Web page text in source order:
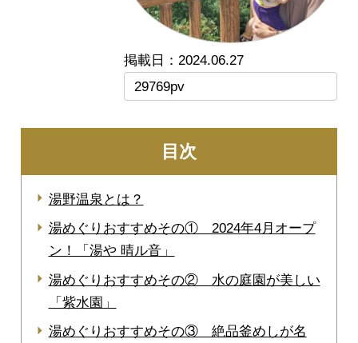
2024.06.27
29769pv
目次
湯野温泉とは？
湯めぐりおすすめその① 2024年4月オープ
ン！「湯や 晴ル音」
湯めぐりおすすめその② 水の庭園が美しい
「紫水園」
湯めぐりおすすめその③ 絶品釜めしが名